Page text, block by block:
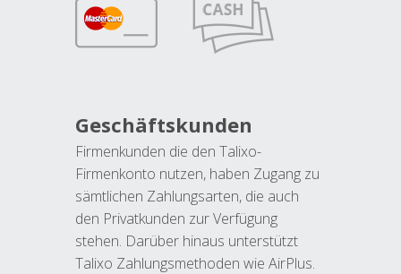
Geschäftskunden
Firmenkunden die den Talixo-
Firmenkonto nutzen, haben Zugang zu
sämtlichen Zahlungsarten, die auch
den Privatkunden zur Verfügung
stehen. Darüber hinaus unterstützt
Talixo Zahlungsmethoden wie AirPlus.